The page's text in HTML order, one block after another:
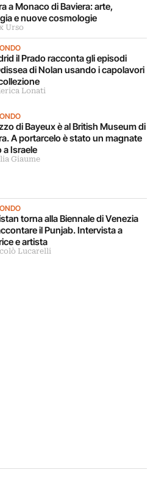
a Monaco di Baviera: arte,
e nuove cosmologie
Urso
il Prado racconta gli episodi
di Nolan usando i capolavori
Lonati
di Bayeux è al British Museum di
A portarcelo è stato un magnate
a Israele
Giaume
torna alla Biennale di Venezia
il Punjab. Intervista a
e artista
Lucarelli